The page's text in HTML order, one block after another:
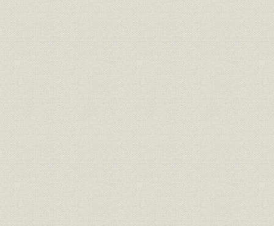
3 生産拠点の拡充と戦時体制下での経営 昭和17年(1942)~20年
1 生産の国家管理と軍需産業化
2 新しい生産体制の構築
3 戦時体制下の経営
4 生産設備の分散疎開
5 終戦への道程
第3章 戦後の技術革新と近代化への投資 昭和20年(1945)~38年(1963)
1 混乱からの立直り 昭和20年(1945)~26年(1951)
1 戦後の体制整備